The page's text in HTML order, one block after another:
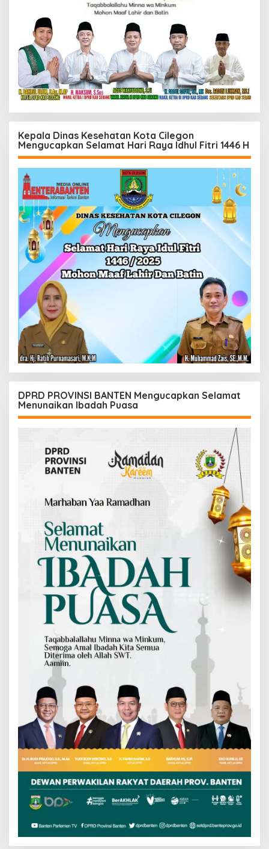
Kepala Dinas Kesehatan Kota Cilegon
Mengucapkan Selamat Hari Raya Idhul Fitri 1446 H
DPRD PROVINSI BANTEN Mengucapkan Selamat
Menunaikan Ibadah Puasa